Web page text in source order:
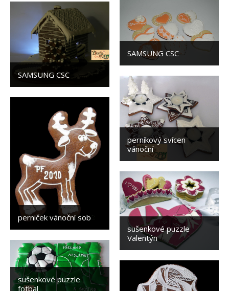
SAMSUNG CSC
SAMSUNG CSC
perníkový svícen
vánoční
perniček vánoční sob
sušenkové puzzle
Valentýn
sušenkové puzzle
fotbal